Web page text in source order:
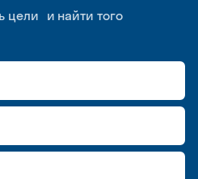
и найти того